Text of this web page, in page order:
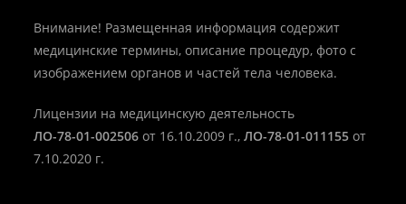
приложении
Внимание! Размещенная информация содержит
медицинские термины, описание процедур, фото с
изображением органов и частей тела человека.
Лицензии на медицинскую деятельность
ЛО-78-01-002506 от 16.10.2009 г.,ЛО-78-01-011155 от
7.10.2020 г.